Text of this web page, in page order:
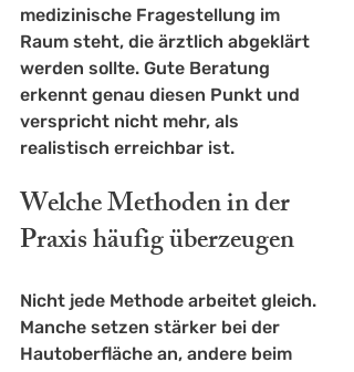
medizinische Fragestellung im
Raum steht, die ärztlich abgeklärt
werden sollte. Gute Beratung
erkennt genau diesen Punkt und
verspricht nicht mehr, als
realistisch erreichbar ist.
Welche Methoden in der
Praxis häufig überzeugen
Nicht jede Methode arbeitet gleich.
Manche setzen stärker bei der
Hautoberfläche an, andere beim